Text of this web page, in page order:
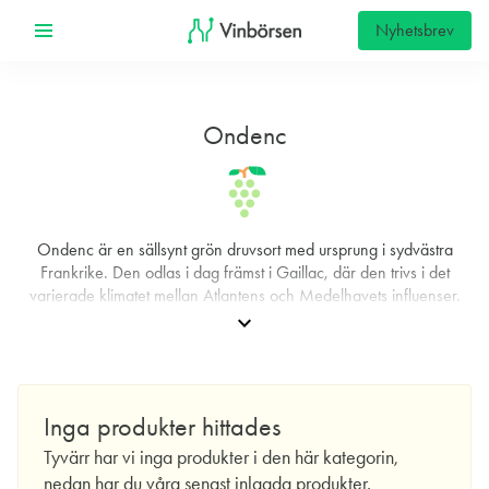
Nyhetsbrev
Ondenc
Ondenc är en sällsynt grön druvsort med ursprung i sydvästra
Frankrike. Den odlas i dag främst i Gaillac, där den trivs i det
varierade klimatet mellan Atlantens och Medelhavets influenser.
Druvan är mest känd för sin tydligt höga syrahalt, vilket ger viner
mousserande viner och även söta cuvéer när druvorna skördas
päron, kompletterade av vita blommor och subtila örtnyanser.
I Gaillac förekommer Ondenc både som ensam druva och i
expand_more
Inga produkter hittades
Tyvärr har vi inga produkter i den här kategorin,
nedan har du våra senast inlagda produkter.